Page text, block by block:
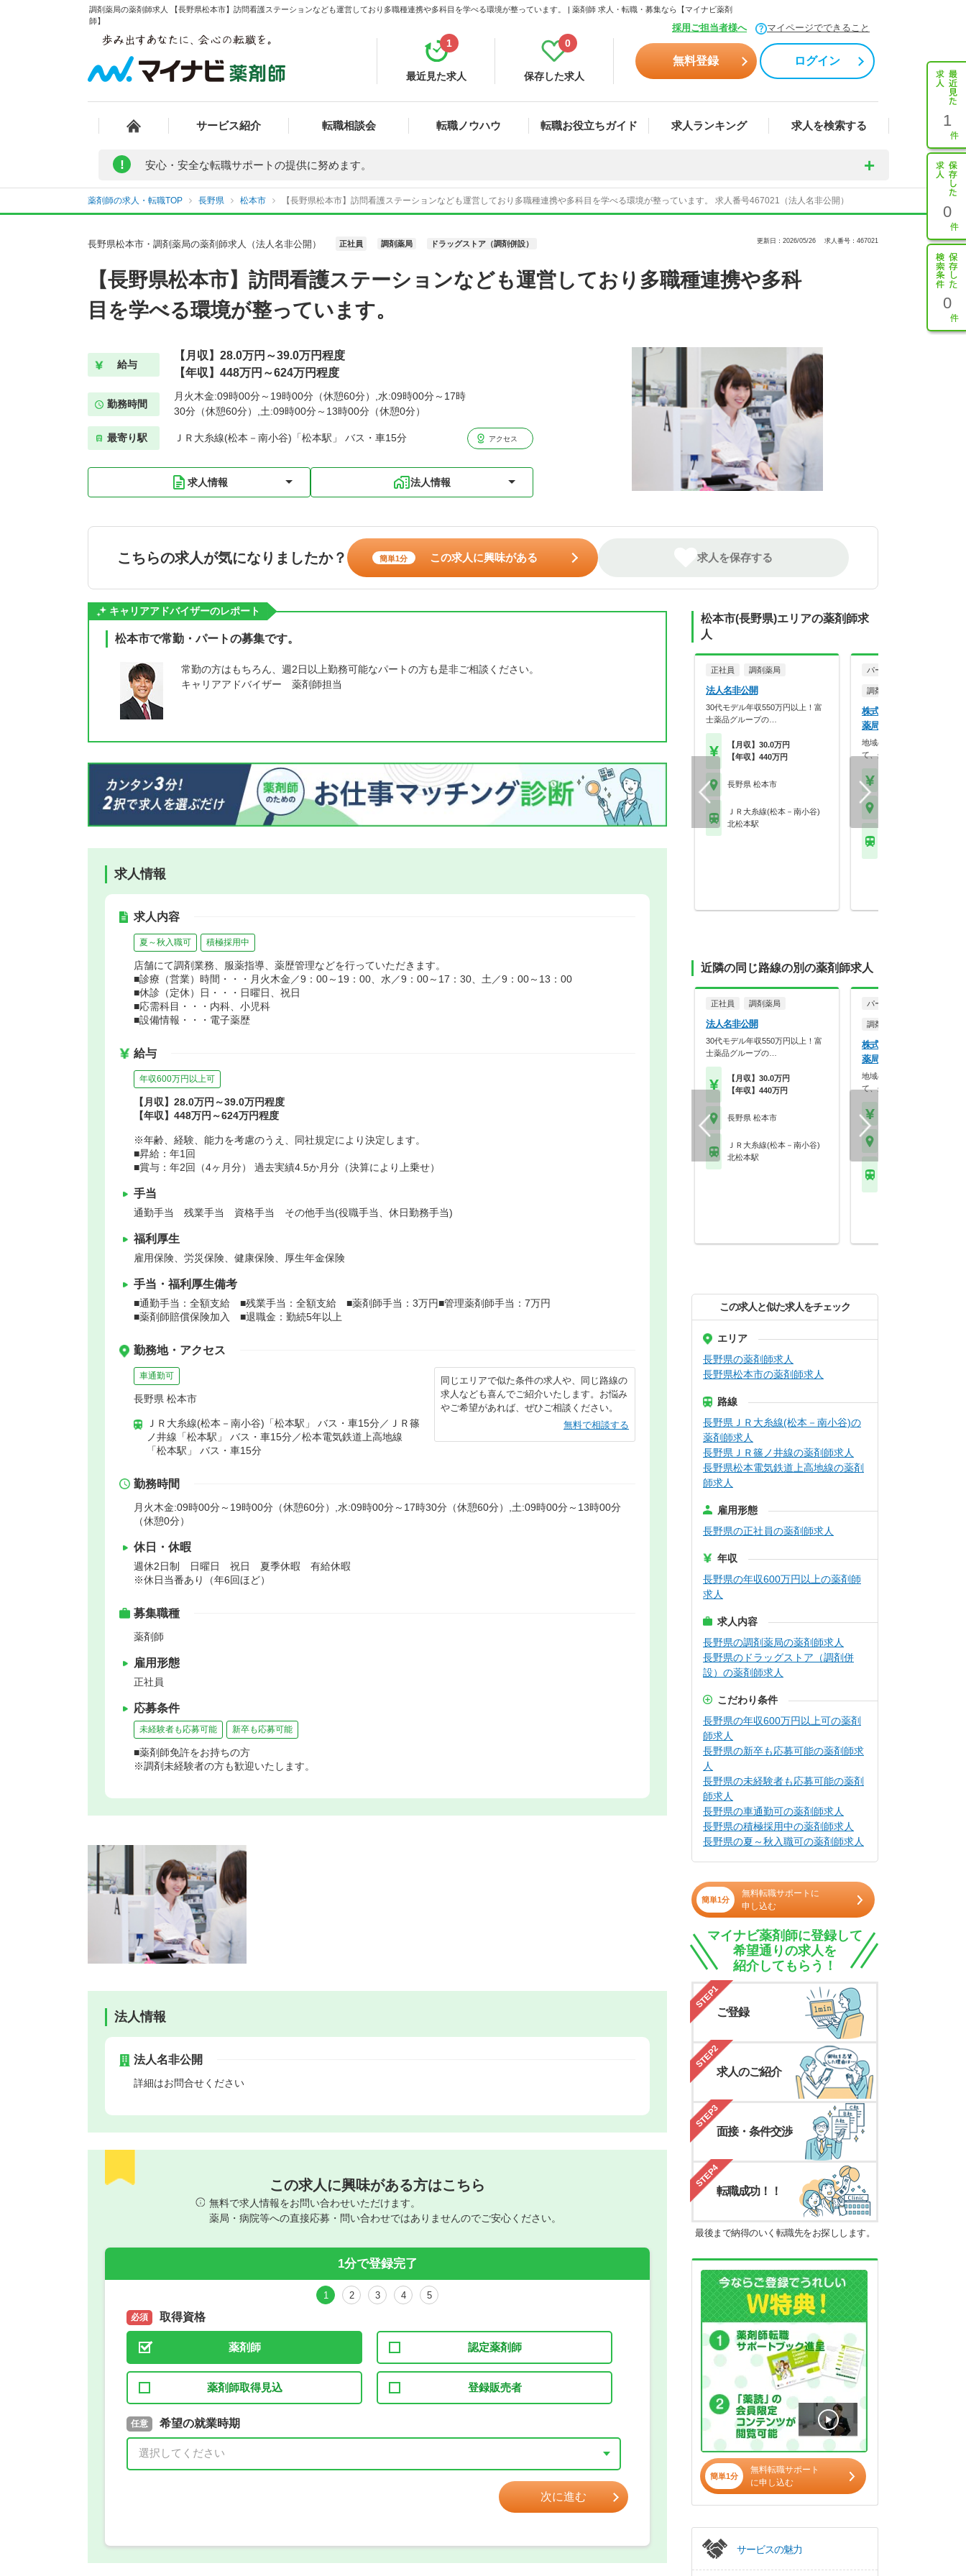
調剤薬局の薬剤師求人 【長野県松本市】訪問看護ステーションなども運営しており多職種連携や多科目を学べる環境が整っています。 | 薬剤師 求人・転職・募集なら【マイナビ薬剤
師】
採用ご担当者様へ マイページでできること
最近見た求人
1
保存した求人
0
無料登録 ログイン
サービス紹介 転職相談会 転職ノウハウ 転職お役立ちガイド 求人ランキング 求人を検索する 1
0
0
! 安心・安全な転職サポートの提供に努めます。
薬剤師の求人・転職TOP 長野県 松本市 【長野県松本市】訪問看護ステーションなども運営しており多職種連携や多科目を学べる環境が整っています。 求人番号467021（法人名非公開）
長野県松本市・調剤薬局の薬剤師求人（法人名非公開） 正社員 調剤薬局 ドラッグストア（調剤併設） 更新日：2026/05/26 求人番号：467021
【長野県松本市】訪問看護ステーションなども運営しており多職種連携や多科
目を学べる環境が整っています。
給与
【月収】28.0万円～39.0万円程度
【年収】448万円～624万円程度
勤務時間
月火木金:09時00分～19時00分（休憩60分）,水:09時00分～17時
30分（休憩60分）,土:09時00分～13時00分（休憩0分）
最寄り駅 ＪＲ大糸線(松本－南小谷)「松本駅」 バス・車15分 アクセス
求人情報 法人情報
こちらの求人が気になりましたか？ 簡単1分 この求人に興味がある 求人を保存する
キャリアアドバイザーのレポート
松本市で常勤・パートの募集です。
常勤の方はもちろん、週2日以上勤務可能なパートの方も是非ご相談ください。
キャリアアドバイザー 薬剤師担当
求人情報
求人内容
夏～秋入職可 積極採用中
店舗にて調剤業務、服薬指導、薬歴管理などを行っていただきます。
■診療（営業）時間・・・月火木金／9：00～19：00、水／9：00～17：30、土／9：00～13：00
■休診（定休）日・・・日曜日、祝日
■応需科目・・・内科、小児科
■設備情報・・・電子薬歴
給与
年収600万円以上可
【月収】28.0万円～39.0万円程度
【年収】448万円～624万円程度
※年齢、経験、能力を考慮のうえ、同社規定により決定します。
■昇給：年1回
■賞与：年2回（4ヶ月分） 過去実績4.5か月分（決算により上乗せ）
手当
通勤手当 残業手当 資格手当 その他手当(役職手当、休日勤務手当)
福利厚生
雇用保険、労災保険、健康保険、厚生年金保険
手当・福利厚生備考
■通勤手当：全額支給 ■残業手当：全額支給 ■薬剤師手当：3万円■管理薬剤師手当：7万円
■薬剤師賠償保険加入 ■退職金：勤続5年以上
勤務地・アクセス
車通勤可
長野県 松本市
ＪＲ大糸線(松本－南小谷)「松本駅」 バス・車15分／ＪＲ篠
ノ井線「松本駅」 バス・車15分／松本電気鉄道上高地線
「松本駅」 バス・車15分
同じエリアで似た条件の求人や、同じ路線の
求人なども喜んでご紹介いたします。お悩み
やご希望があれば、ぜひご相談ください。
無料で相談する
勤務時間
月火木金:09時00分～19時00分（休憩60分）,水:09時00分～17時30分（休憩60分）,土:09時00分～13時00分
（休憩0分）
休日・休暇
週休2日制 日曜日 祝日 夏季休暇 有給休暇
※休日当番あり（年6回ほど）
募集職種
薬剤師
雇用形態
正社員
応募条件
未経験者も応募可能 新卒も応募可能
■薬剤師免許をお持ちの方
※調剤未経験者の方も歓迎いたします。
法人情報
法人名非公開
詳細はお問合せください
この求人に興味がある方はこちら
無料で求人情報をお問い合わせいただけます。
薬局・病院等への直接応募・問い合わせではありませんのでご安心ください。
1分で登録完了
1 2 3 4 5
必須 取得資格
薬剤師 認定薬剤師
薬剤師取得見込 登録販売者
必須 取得予定年
年 3月
任意 希望の就業時期
希望の働き方
正社員
パート(週4日～5日)
次に進む
松本市(長野県)エリアの薬剤師求
人
正社員 調剤薬局
法人名非公開
30代モデル年収550万円以上！富
士薬品グループの…
【月収】30.0万円
【年収】440万円
長野県 松本市
ＪＲ大糸線(松本－南小谷)
北松本駅
パート・アルバイト
調剤薬局
株式会社小林 湯の原ス
薬局
地域の身近な健康相談の場と
て、処方せん調剤を中心…
近隣の同じ路線の別の薬剤師求人
正社員 調剤薬局
法人名非公開
30代モデル年収550万円以上！富
士薬品グループの…
【月収】30.0万円
【年収】440万円
長野県 松本市
ＪＲ大糸線(松本－南小谷)
北松本駅
パート・アルバイト
調剤薬局
株式会社小林 湯の原ス
薬局
地域の身近な健康相談の場と
て、処方せん調剤を中心…
この求人と似た求人をチェック
エリア
長野県の薬剤師求人
長野県松本市の薬剤師求人
路線
長野県ＪＲ大糸線(松本－南小谷)の
薬剤師求人
長野県ＪＲ篠ノ井線の薬剤師求人
長野県松本電気鉄道上高地線の薬剤
師求人
雇用形態
長野県の正社員の薬剤師求人
年収
長野県の年収600万円以上の薬剤師
求人
求人内容
長野県の調剤薬局の薬剤師求人
長野県のドラッグストア（調剤併
設）の薬剤師求人
こだわり条件
長野県の年収600万円以上可の薬剤
師求人
長野県の新卒も応募可能の薬剤師求
人
長野県の未経験者も応募可能の薬剤
師求人
長野県の車通勤可の薬剤師求人
長野県の積極採用中の薬剤師求人
長野県の夏～秋入職可の薬剤師求人
簡単1分
無料転職サポートに
申し込む
マイナビ薬剤師に登録して
希望通りの求人を
紹介してもらう！
STEP1
ご登録
STEP2
求人のご紹介
STEP3
面接・条件交渉
STEP4
転職成功！！
最後まで納得のいく転職先をお探しします。
簡単1分
無料転職サポート
に申し込む
サービスの魅力